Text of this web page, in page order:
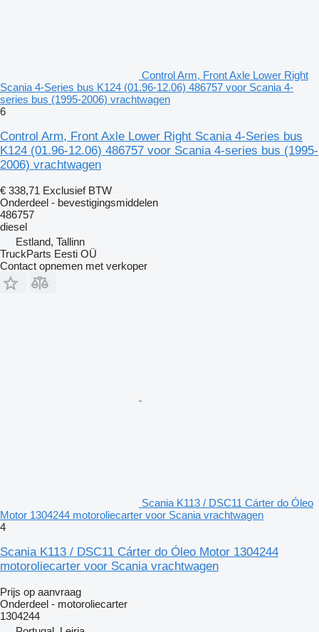
Control Arm, Front Axle Lower Right
Scania 4-Series bus K124 (01.96-12.06) 486757 voor Scania 4-
series bus (1995-2006) vrachtwagen
6
Control Arm, Front Axle Lower Right Scania 4-Series bus
K124 (01.96-12.06) 486757 voor Scania 4-series bus (1995-
2006) vrachtwagen
€ 338,71 Exclusief BTW
Onderdeel - bevestigingsmiddelen
486757
diesel
Estland, Tallinn
TruckParts Eesti OÜ
Contact opnemen met verkoper
Scania K113 / DSC11 Cárter do Óleo
Motor 1304244 motoroliecarter voor Scania vrachtwagen
4
Scania K113 / DSC11 Cárter do Óleo Motor 1304244
motoroliecarter voor Scania vrachtwagen
Prijs op aanvraag
Onderdeel - motoroliecarter
1304244